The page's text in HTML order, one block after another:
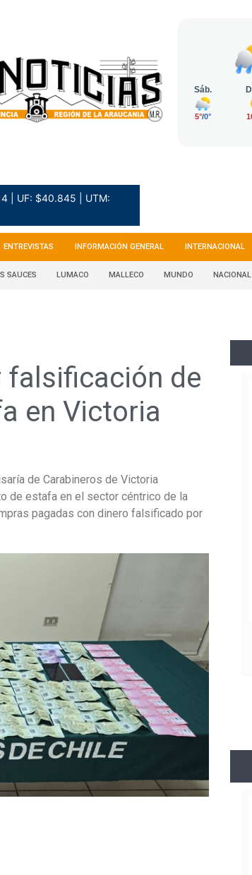
| UF: $40.845 | UTM:
ENTREVISTAS INFORMACIÓN GENERAL INTERNACIONAL
SAUCES LUMACO MALLECO MUNDO NACIONAL
falsificación de
en Victoria
de Carabineros de Victoria
de estafa en el sector céntrico de la
pagadas con dinero falsificado por